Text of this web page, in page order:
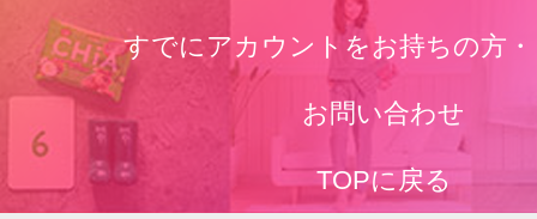
すでにアカウントをお持ちの方
お問い合わせ
TOPに戻る